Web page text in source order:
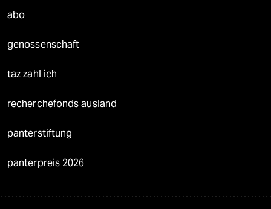
abo
genossenschaft
taz zahl ich
recherchefonds ausland
panterstiftung
panterpreis 2026